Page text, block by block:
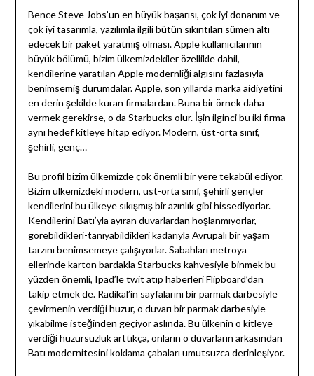
Bence Steve Jobs’un en büyük başarısı, çok iyi donanım ve
çok iyi tasarımla, yazılımla ilgili bütün sıkıntıları sümen altı
edecek bir paket yaratmış olması. Apple kullanıcılarının
büyük bölümü, bizim ülkemizdekiler özellikle dahil,
kendilerine yaratılan Apple modernliği algısını fazlasıyla
benimsemiş durumdalar. Apple, son yıllarda marka aidiyetini
en derin şekilde kuran firmalardan. Buna bir örnek daha
vermek gerekirse, o da Starbucks olur. İşin ilginci bu iki firma
aynı hedef kitleye hitap ediyor. Modern, üst-orta sınıf,
şehirli, genç…
Bu profil bizim ülkemizde çok önemli bir yere tekabül ediyor.
Bizim ülkemizdeki modern, üst-orta sınıf, şehirli gençler
kendilerini bu ülkeye sıkışmış bir azınlık gibi hissediyorlar.
Kendilerini Batı’yla ayıran duvarlardan hoşlanmıyorlar,
görebildikleri-tanıyabildikleri kadarıyla Avrupalı bir yaşam
tarzını benimsemeye çalışıyorlar. Sabahları metroya
ellerinde karton bardakla Starbucks kahvesiyle binmek bu
yüzden önemli, Ipad’le twit atıp haberleri Flipboard’dan
takip etmek de. Radikal’in sayfalarını bir parmak darbesiyle
çevirmenin verdiği huzur, o duvarı bir parmak darbesiyle
yıkabilme isteğinden geçiyor aslında. Bu ülkenin o kitleye
verdiği huzursuzluk arttıkça, onların o duvarların arkasından
Batı modernitesini koklama çabaları umutsuzca derinleşiyor.